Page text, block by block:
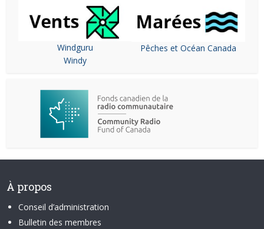
Windguru
Windy
Pêches et Océan Canada
À propos
Conseil d’administration
Bulletin des membres